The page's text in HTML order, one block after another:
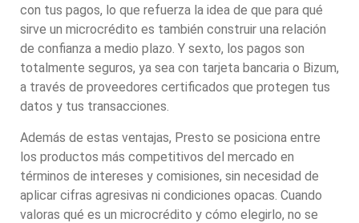
con tus pagos, lo que refuerza la idea de que para qué
sirve un microcrédito es también construir una relación
de confianza a medio plazo. Y sexto, los pagos son
totalmente seguros, ya sea con tarjeta bancaria o Bizum,
a través de proveedores certificados que protegen tus
datos y tus transacciones.
Además de estas ventajas, Presto se posiciona entre
los productos más competitivos del mercado en
términos de intereses y comisiones, sin necesidad de
aplicar cifras agresivas ni condiciones opacas. Cuando
valoras qué es un microcrédito y cómo elegirlo, no se